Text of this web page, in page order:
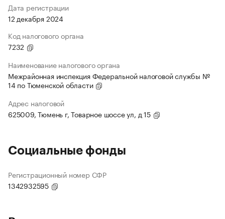
Дата регистрации
12 декабря 2024
Код налогового органа
7232
Наименование налогового органа
Межрайонная инспекция Федеральной налоговой службы №
14 по Тюменской области
Адрес налоговой
625009, Тюмень г, Товарное шоссе ул, д 15
Социальные фонды
Регистрационный номер СФР
1342932595